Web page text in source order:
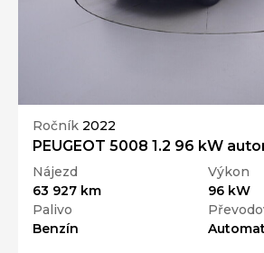
Ročník 2022
PEUGEOT 5008 1.2 96 kW
Nájezd
63 927 km
Výkon
96 kW
Palivo
Benzín